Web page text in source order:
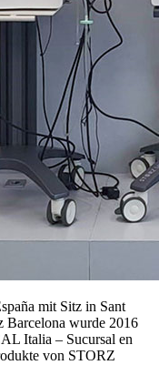
mit Sitz in Sant
Barcelona wurde 2016
Italia – Sucursal en
von STORZ